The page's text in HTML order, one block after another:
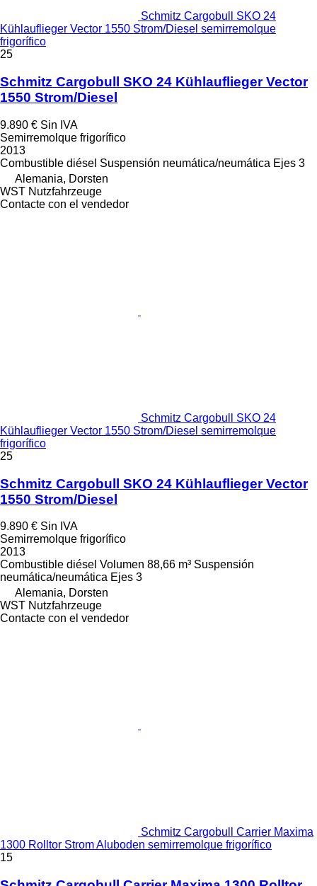
Schmitz Cargobull SKO 24
Kühlauflieger Vector 1550 Strom/Diesel semirremolque
frigorífico
25
Schmitz Cargobull SKO 24 Kühlauflieger Vector
1550 Strom/Diesel
9.890 € Sin IVA
Semirremolque frigorífico
2013
Combustible diésel Suspensión neumática/neumática Ejes 3
Alemania, Dorsten
WST Nutzfahrzeuge
Contacte con el vendedor
Schmitz Cargobull SKO 24
Kühlauflieger Vector 1550 Strom/Diesel semirremolque
frigorífico
25
Schmitz Cargobull SKO 24 Kühlauflieger Vector
1550 Strom/Diesel
9.890 € Sin IVA
Semirremolque frigorífico
2013
Combustible diésel Volumen 88,66 m³ Suspensión
neumática/neumática Ejes 3
Alemania, Dorsten
WST Nutzfahrzeuge
Contacte con el vendedor
Schmitz Cargobull Carrier Maxima
1300 Rolltor Strom Aluboden semirremolque frigorífico
15